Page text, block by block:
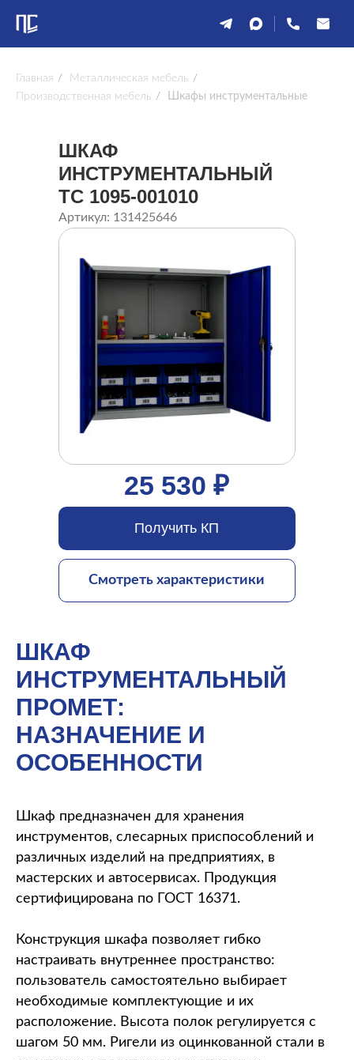
Главная / Металлическая мебель /
Производственная мебель / Шкафы инструментальные
ШКАФ
ИНСТРУМЕНТАЛЬНЫЙ
ТС 1095-001010
Артикул: 131425646
25 530 ₽
Смотреть характеристики
Получить КП
ШКАФ
ИНСТРУМЕНТАЛЬНЫЙ
ПРОМЕТ:
НАЗНАЧЕНИЕ И
ОСОБЕННОСТИ
Шкаф предназначен для хранения
инструментов, слесарных приспособлений и
различных изделий на предприятиях, в
мастерских и автосервисах. Продукция
сертифицирована по ГОСТ 16371.
Конструкция шкафа позволяет гибко
настраивать внутреннее пространство:
пользователь самостоятельно выбирает
необходимые комплектующие и их
расположение. Высота полок регулируется с
шагом 50 мм. Ригели из оцинкованной стали в